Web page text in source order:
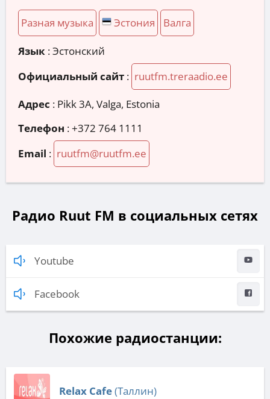
Разная музыка Эстония Валга
Язык : Эстонский
Официальный сайт : ruutfm.treraadio.ee
Адрес : Pikk 3A, Valga, Estonia
Телефон :+372 764 1111
Email : ruutfm@ruutfm.ee
Радио Ruut FM в социальных сетях
Youtube
Facebook
Похожие радиостанции:
Relax Cafe(Таллин)